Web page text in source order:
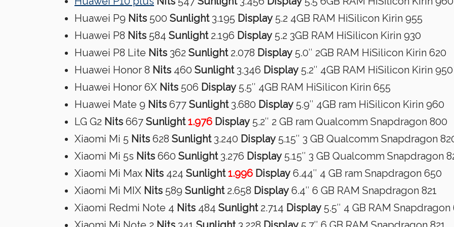
Huawei P9 Nits 500 Sunlight3.195 Display5.2 4GB RAM HiSilicon Kirin 955
Huawei P8 Nits 584 Sunlight2.196 Display5.2 3GB RAM HiSilicon Kirin 930
Huawei P8 Lite Nits 362 Sunlight2.078 Display5.0″ 2GB RAM HiSilicon Kirin 620
Huawei Honor 8 Nits 460 Sunlight3.346 Display5.2″ 4GB RAM HiSilicon Kirin 950
Huawei Honor 6X Nits 506 Display5.5″ 4GB RAM HiSilicon Kirin 655
Huawei Mate 9 Nits 677 Sunlight3.680 Display5.9″ 4GB ram HiSilicon Kirin 960
LG G2 Nits 667 Sunlight 1.976 Display5.2″ 2 GB ram Qualcomm Snapdragon 800
Xiaomi Mi 5 Nits 628 Sunlight3.240 Display5.15″ 3 GB Qualcomm Snapdragon
Xiaomi Mi 5s Nits 660 Sunlight3.276 Display5.15″ 3 GB Qualcomm Snapdragon
Xiaomi Mi Max Nits 424 Sunlight 1.996 Display6.44″ 4 GB ram Snapdragon 650
Xiaomi Mi MIX Nits 589 Sunlight2.658 Display6.4″ 6 GB RAM Snapdragon 821
Xiaomi Redmi Note 4 Nits 484 Sunlight2.714 Display5.5″ 4 GB RAM Snapdragon